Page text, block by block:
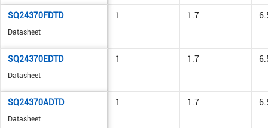
SQ24370FDTD
Datasheet
1 1.7
SQ24370EDTD
Datasheet
1 1.7
SQ24370ADTD
Datasheet
1 1.7